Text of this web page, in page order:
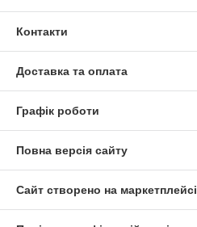
Контакти
Доставка та оплата
Графік роботи
Повна версія сайту
Сайт створено на маркетплейсі